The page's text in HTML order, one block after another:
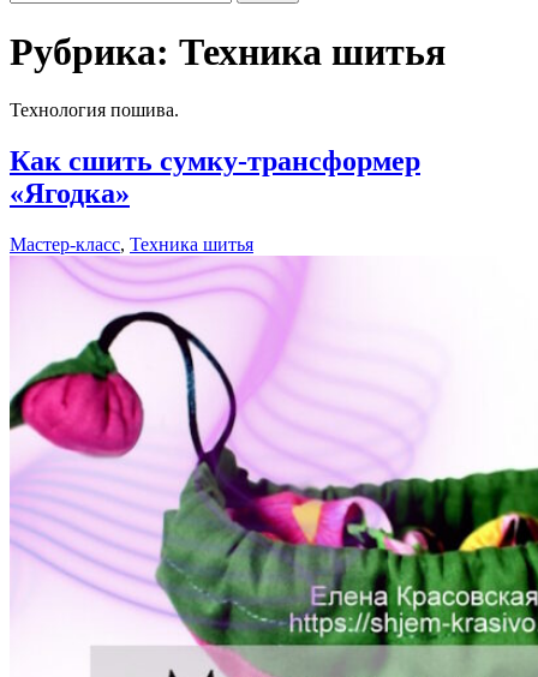
Рубрика: Техника шитья
Технология пошива.
Как сшить сумку-трансформер
«Ягодка»
Мастер-класс, Техника шитья